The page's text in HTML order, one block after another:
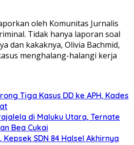
oleh Komunitas Jurnalis
Tidak hanya laporan soal
dan kakaknya, Olivia Bachmid,
menghalang-halangi kerja
Tiga Kasus DD ke APH, Kades
di Maluku Utara, Ternate
Bea Cukai
SDN 84 Halsel Akhirnya